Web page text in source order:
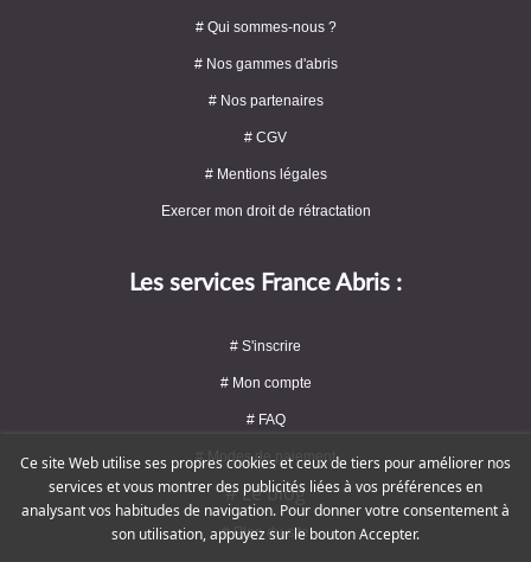
# Qui sommes-nous ?
# Nos gammes d'abris
# Nos partenaires
# CGV
# Mentions légales
Exercer mon droit de rétractation
Les services France Abris :
# S'inscrire
# Mon compte
# FAQ
# Modes de paiement
# Le blog
# Plan du site
Ce site Web utilise ses propres cookies et ceux de tiers pour améliorer nos
services et vous montrer des publicités liées à vos préférences en
analysant vos habitudes de navigation. Pour donner votre consentement à
son utilisation, appuyez sur le bouton Accepter.